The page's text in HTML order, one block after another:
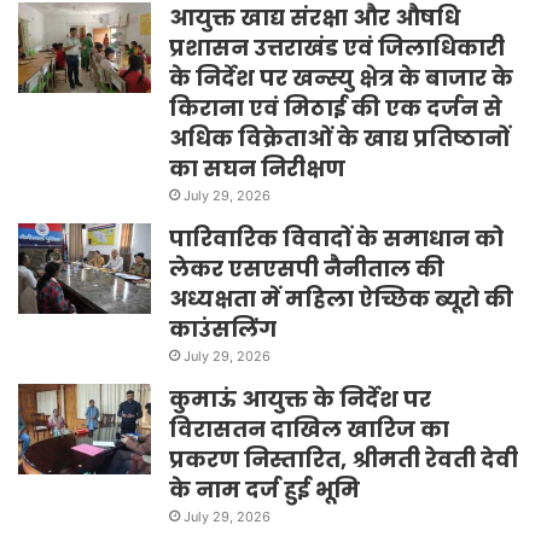
आयुक्त खाद्य संरक्षा और औषधि
प्रशासन उत्तराखंड एवं जिलाधिकारी
के निर्देश पर खन्स्यु क्षेत्र के बाजार के
किराना एवं मिठाई की एक दर्जन से
अधिक विक्रेताओं के खाद्य प्रतिष्ठानों
का सघन निरीक्षण
July 29, 2026
पारिवारिक विवादों के समाधान को
लेकर एसएसपी नैनीताल की
अध्यक्षता में महिला ऐच्छिक ब्यूरो की
काउंसलिंग
July 29, 2026
कुमाऊं आयुक्त के निर्देश पर
विरासतन दाखिल खारिज का
प्रकरण निस्तारित, श्रीमती रेवती देवी
के नाम दर्ज हुई भूमि
July 29, 2026